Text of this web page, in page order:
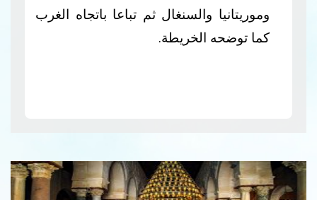
وموريتانيا والسنغال ثم تباعا باتجاه الغرب
كما توضحه الخريطة.